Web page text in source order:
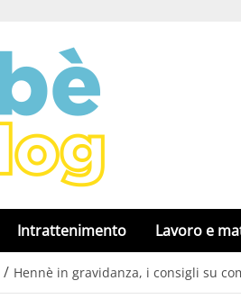
Intrattenimento Lavoro e
/ Hennè in gravidanza, i consigli su